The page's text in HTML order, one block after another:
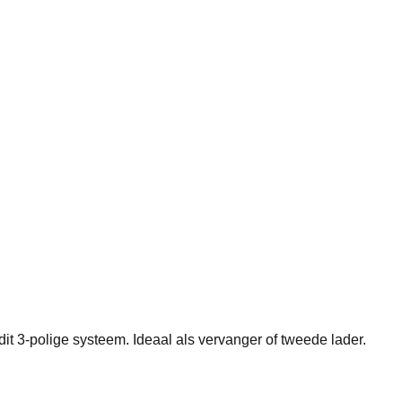
3-polige systeem. Ideaal als vervanger of tweede lader.